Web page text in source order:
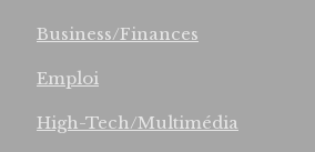
Business/Finances
Emploi
High-Tech/Multimédia